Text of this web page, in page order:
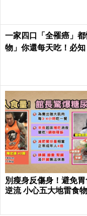
一家四口「全罹癌」
物」你還每天吃！必
別瘦身反傷身！避免
逆流 小心五大地雷食物